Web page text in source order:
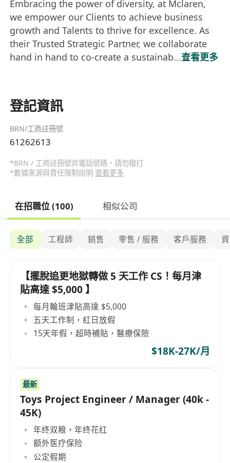
Embracing the power of diversity, at Mclaren,
we empower our Clients to achieve business
growth and Talents to thrive for excellence. As
their Trusted Strategic Partner, we collaborate
hand in hand to co-create a sustainab...查看更多
登記資訊
BRN/工商註冊號
61262613
*BRN / 工商註冊號非電話號碼，請勿撥打
*數據來源與責任限制說明 查看更多
在招職位 (100) 相似公司
全部 工程師 銷售 零售 / 服務 客戶服務
【擺脫追更地獄轉做 5 天工作 CS！每月津
貼高達 $5,000 】
每月輪班津貼高達 $5,000
五天工作制，紅日放假
15天年假，超時補貼，醫療保險
$18K-27K/月
最新
Toys Project Engineer / Manager (40k -
45K)
年终双粮，年终花红
额外医疗保险
公定假期